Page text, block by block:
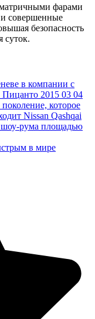
фарами
совершенные
безопасность
суток.
в компании с
2015 03 04
которое
Nissan Qashqai
рума площадью
в мире